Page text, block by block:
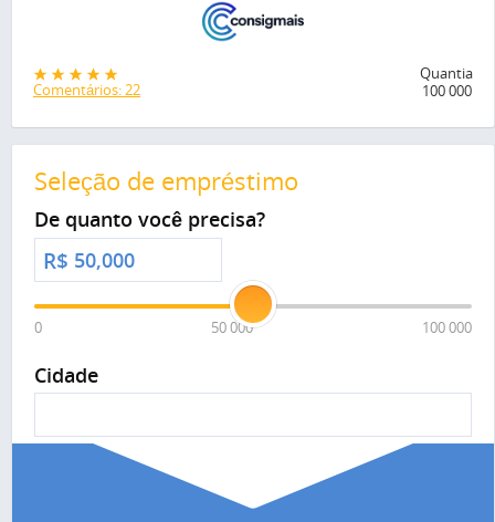
Comentários: 22
Quantia
100 000
Seleção de empréstimo
De quanto você precisa?
R$
0 50 000 100 000
Cidade